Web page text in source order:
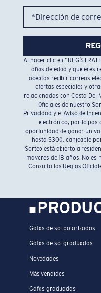
*Dirección de
Al hacer clic en
años de edad y que eres
aceptas recibir correos
ofertas especiales y
relacionadas con Costa Del
Oficiales de nuestro
Privacidad y el Aviso de
electrónico, participas
oportunidad de ganar un
hasta $300, canjeable
Sorteo está abierto a
mayores de 18 años. No
Consulta las Reglas
Gafas de sol polarizadas
Gafas de sol graduadas
Novedades
Más vendidas
Gafas graduadas